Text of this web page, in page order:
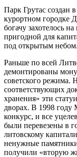
Парк Грутас создан
курортном городке
богачу захотелось
пригодной для
под открытым
Раньше по всей
демонтированы
советского режима.
соответствующих
хранения» эти
дворах. В 1998 году
конкурс, и все
были перевезены в
литовскому
ненужные
получили «вторую